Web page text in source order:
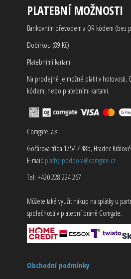
PLATEBNÍ MOŽNOSTI
Bankovním převodem a QR kódem (bez
Dobírkou (89 Kč)
Platebními kartami
Na prodejně je možné platit v hotovosti,
kódem, nebo platebními kartami.
Comgate, a.s.
Gočárova třída 1754 / 48b, Hradec Králové
E-mail: platby-podpora@comgate.cz
Tel: +420 228 224 267
Můžete také využít nákup na splátky u
společností v platební bráně Comgate.
Obchodní podmínky